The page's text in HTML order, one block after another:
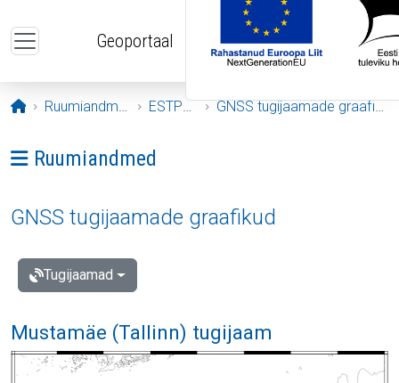
Geoportaal
Avaleht
Ruumiandmed ESTPOS GNSS tugijaamade graafikud
Ava menüü: Ruumiandmed
Ruumiandmed
GNSS tugijaamade graafikud
Tugijaamad
Mustamäe (Tallinn) tugijaam